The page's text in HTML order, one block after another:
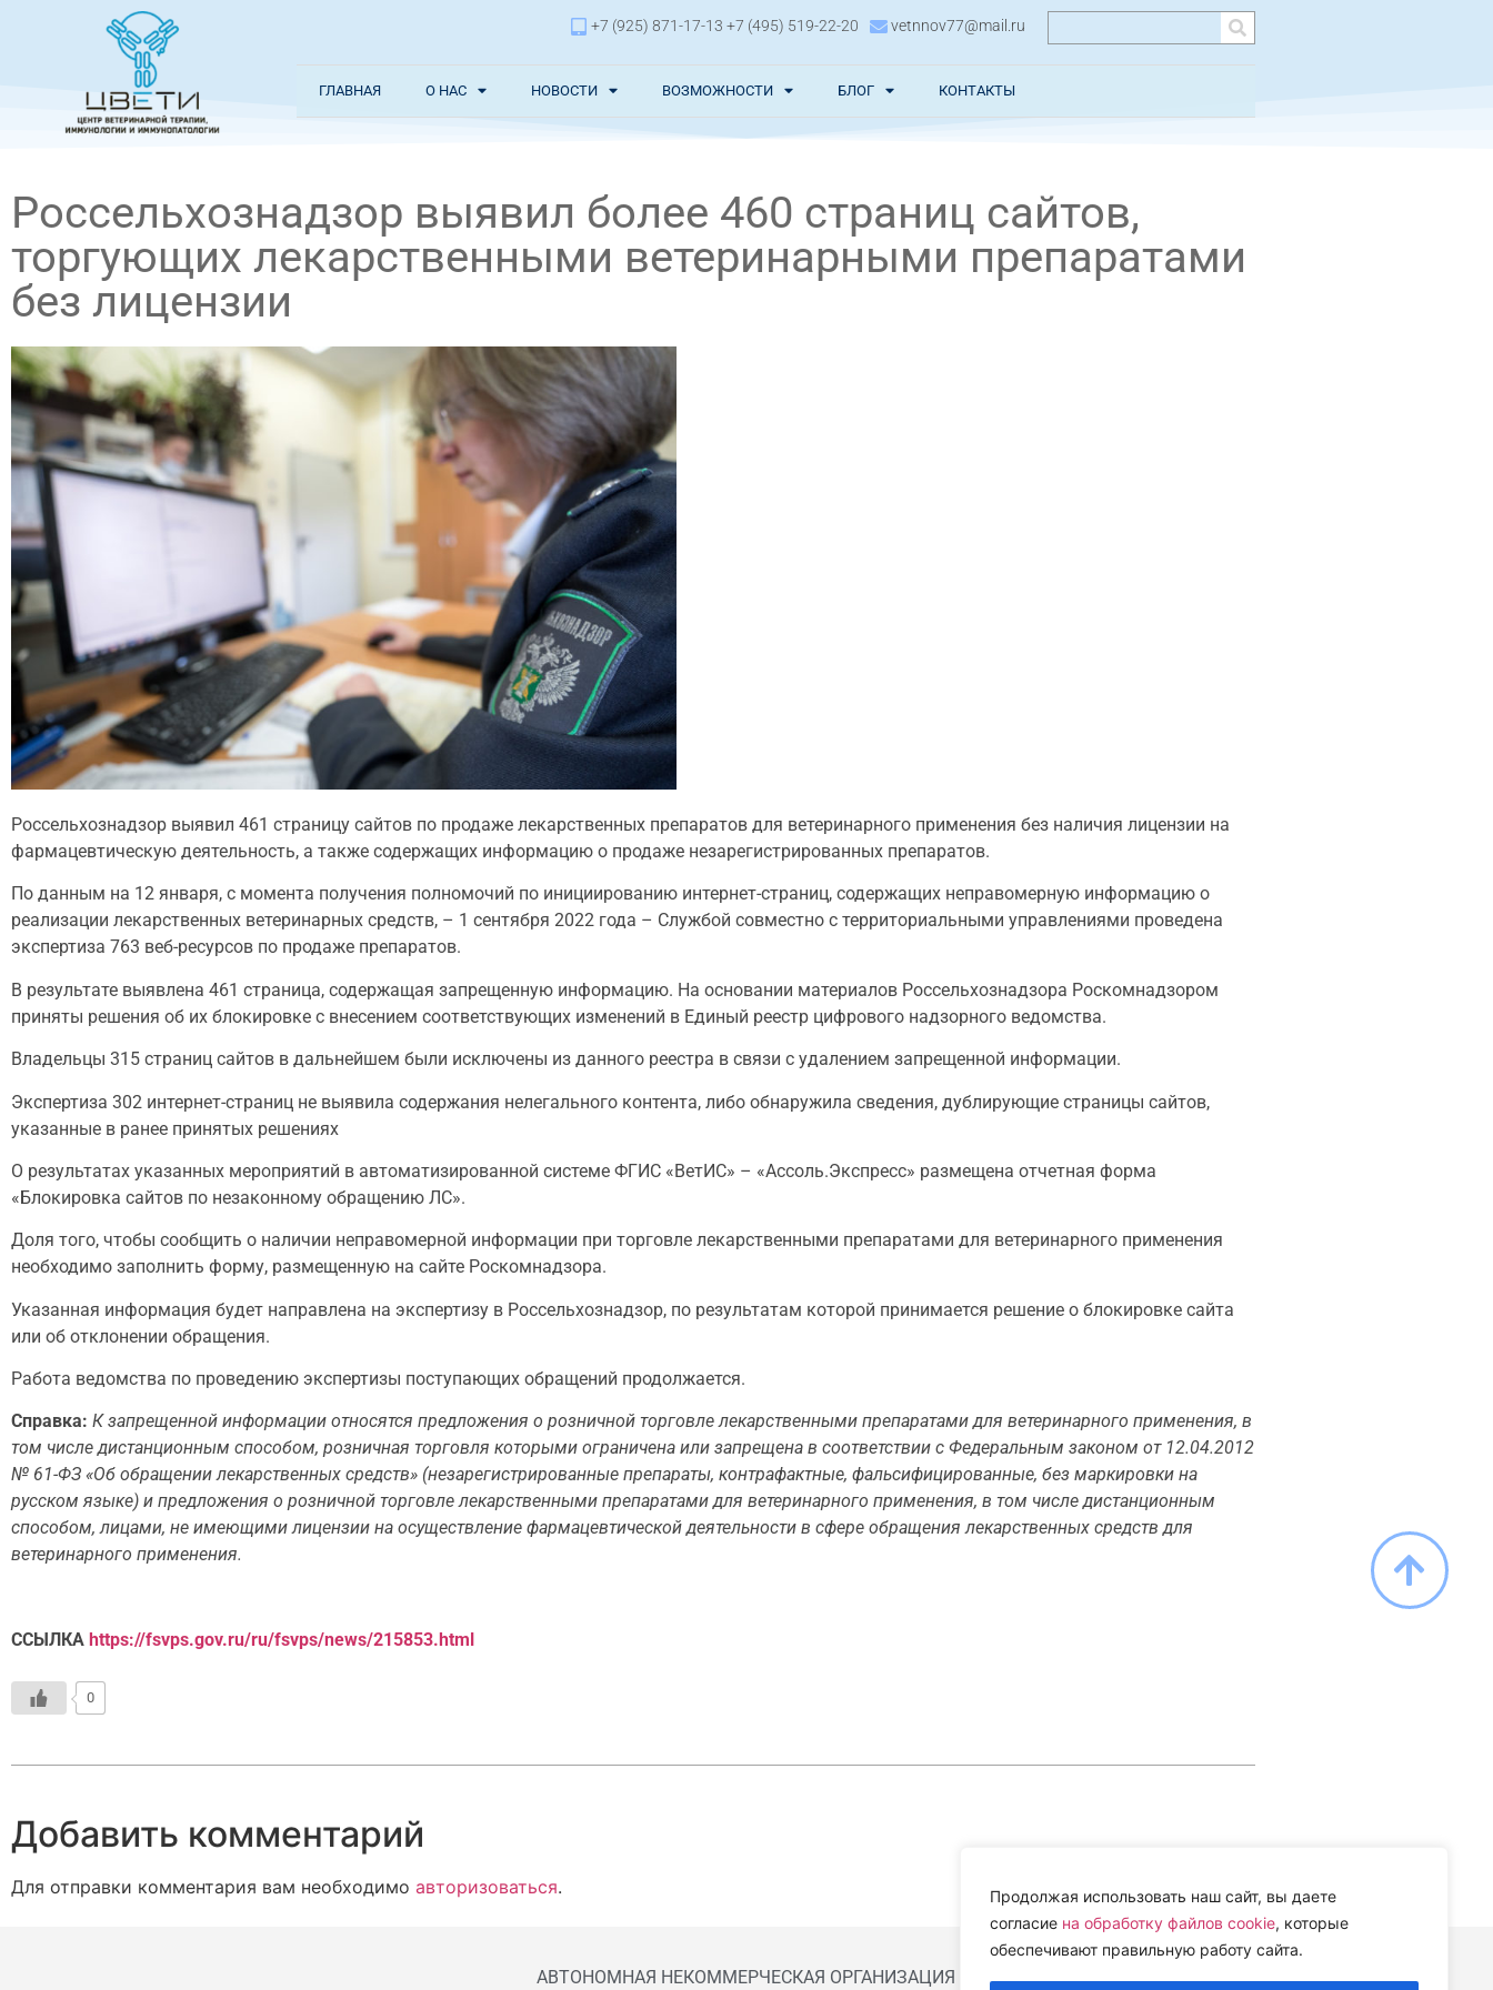
Продолжая использовать наш сайт, вы даете
согласие на обработку файлов cookie, которые
обеспечивают правильную работу сайта.
+7 (925) 871-17-13 +7 (495) 519-22-20 vetnnov77@mail.ru
ГЛАВНАЯ О НАС НОВОСТИ ВОЗМОЖНОСТИ БЛОГ КОНТАКТЫ
Россельхознадзор выявил более 460 страниц сайтов,
торгующих лекарственными ветеринарными препаратами
без лицензии
Россельхознадзор выявил 461 страницу сайтов по продаже лекарственных препаратов для ветеринарного применения без наличия лицензии на
фармацевтическую деятельность, а также содержащих информацию о продаже незарегистрированных препаратов.
По данным на 12 января, с момента получения полномочий по инициированию интернет-страниц, содержащих неправомерную информацию о
реализации лекарственных ветеринарных средств, – 1 сентября 2022 года – Службой совместно с территориальными управлениями проведена
экспертиза 763 веб-ресурсов по продаже препаратов.
В результате выявлена 461 страница, содержащая запрещенную информацию. На основании материалов Россельхознадзора Роскомнадзором
приняты решения об их блокировке с внесением соответствующих изменений в Единый реестр цифрового надзорного ведомства.
Владельцы 315 страниц сайтов в дальнейшем были исключены из данного реестра в связи с удалением запрещенной информации.
Экспертиза 302 интернет-страниц не выявила содержания нелегального контента, либо обнаружила сведения, дублирующие страницы сайтов,
указанные в ранее принятых решениях
О результатах указанных мероприятий в автоматизированной системе ФГИС «ВетИС» – «Ассоль.Экспресс» размещена отчетная форма
«Блокировка сайтов по незаконному обращению ЛС».
Доля того, чтобы сообщить о наличии неправомерной информации при торговле лекарственными препаратами для ветеринарного применения
необходимо заполнить форму, размещенную на сайте Роскомнадзора.
Указанная информация будет направлена на экспертизу в Россельхознадзор, по результатам которой принимается решение о блокировке сайта
или об отклонении обращения.
Работа ведомства по проведению экспертизы поступающих обращений продолжается.
Справка: К запрещенной информации относятся предложения о розничной торговле лекарственными препаратами для ветеринарного применения, в
том числе дистанционным способом, розничная торговля которыми ограничена или запрещена в соответствии с Федеральным законом от 12.04.2012
№ 61-ФЗ «Об обращении лекарственных средств» (незарегистрированные препараты, контрафактные, фальсифицированные, без маркировки на
русском языке) и предложения о розничной торговле лекарственными препаратами для ветеринарного применения, в том числе дистанционным
способом, лицами, не имеющими лицензии на осуществление фармацевтической деятельности в сфере обращения лекарственных средств для
ветеринарного применения.
ССЫЛКА https://fsvps.gov.ru/ru/fsvps/news/215853.html
0
Добавить комментарий
Для отправки комментария вам необходимо авторизоваться.
АВТОНОМНАЯ НЕКОММЕРЧЕСКАЯ ОРГАНИЗАЦИЯ